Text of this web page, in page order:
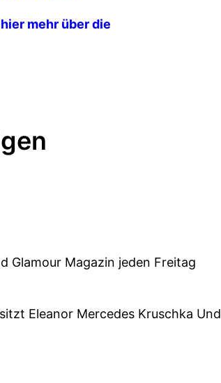
mehr über die
Glamour Magazin jeden Freitag
Eleanor Mercedes Kruschka Und